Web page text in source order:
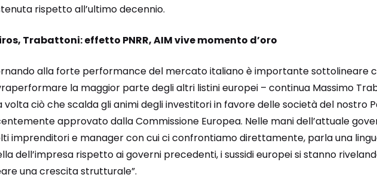
rispetto all’ultimo decennio.
Trabattoni: effetto PNRR, AIM vive momento d’oro
alla forte performance del mercato italiano è importante sottolineare
la maggior parte degli altri listini europei – continua Massimo
volta ciò che scalda gli animi degli investitori in favore delle società del nostro
approvato dalla Commissione Europea. Nelle mani dell’attuale
imprenditori e manager con cui ci confrontiamo direttamente, parla una
dell’impresa rispetto ai governi precedenti, i sussidi europei si stanno
una crescita strutturale”.